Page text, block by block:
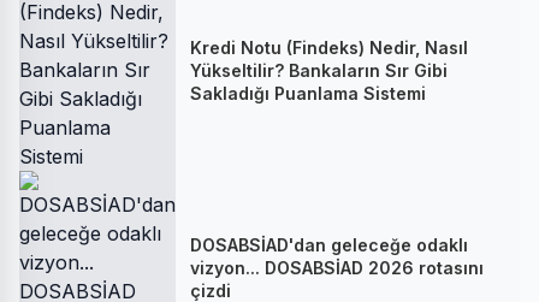
Kredi Notu (Findeks) Nedir, Nasıl
Yükseltilir? Bankaların Sır Gibi
Sakladığı Puanlama Sistemi
DOSABSİAD'dan geleceğe odaklı
vizyon... DOSABSİAD 2026 rotasını
çizdi